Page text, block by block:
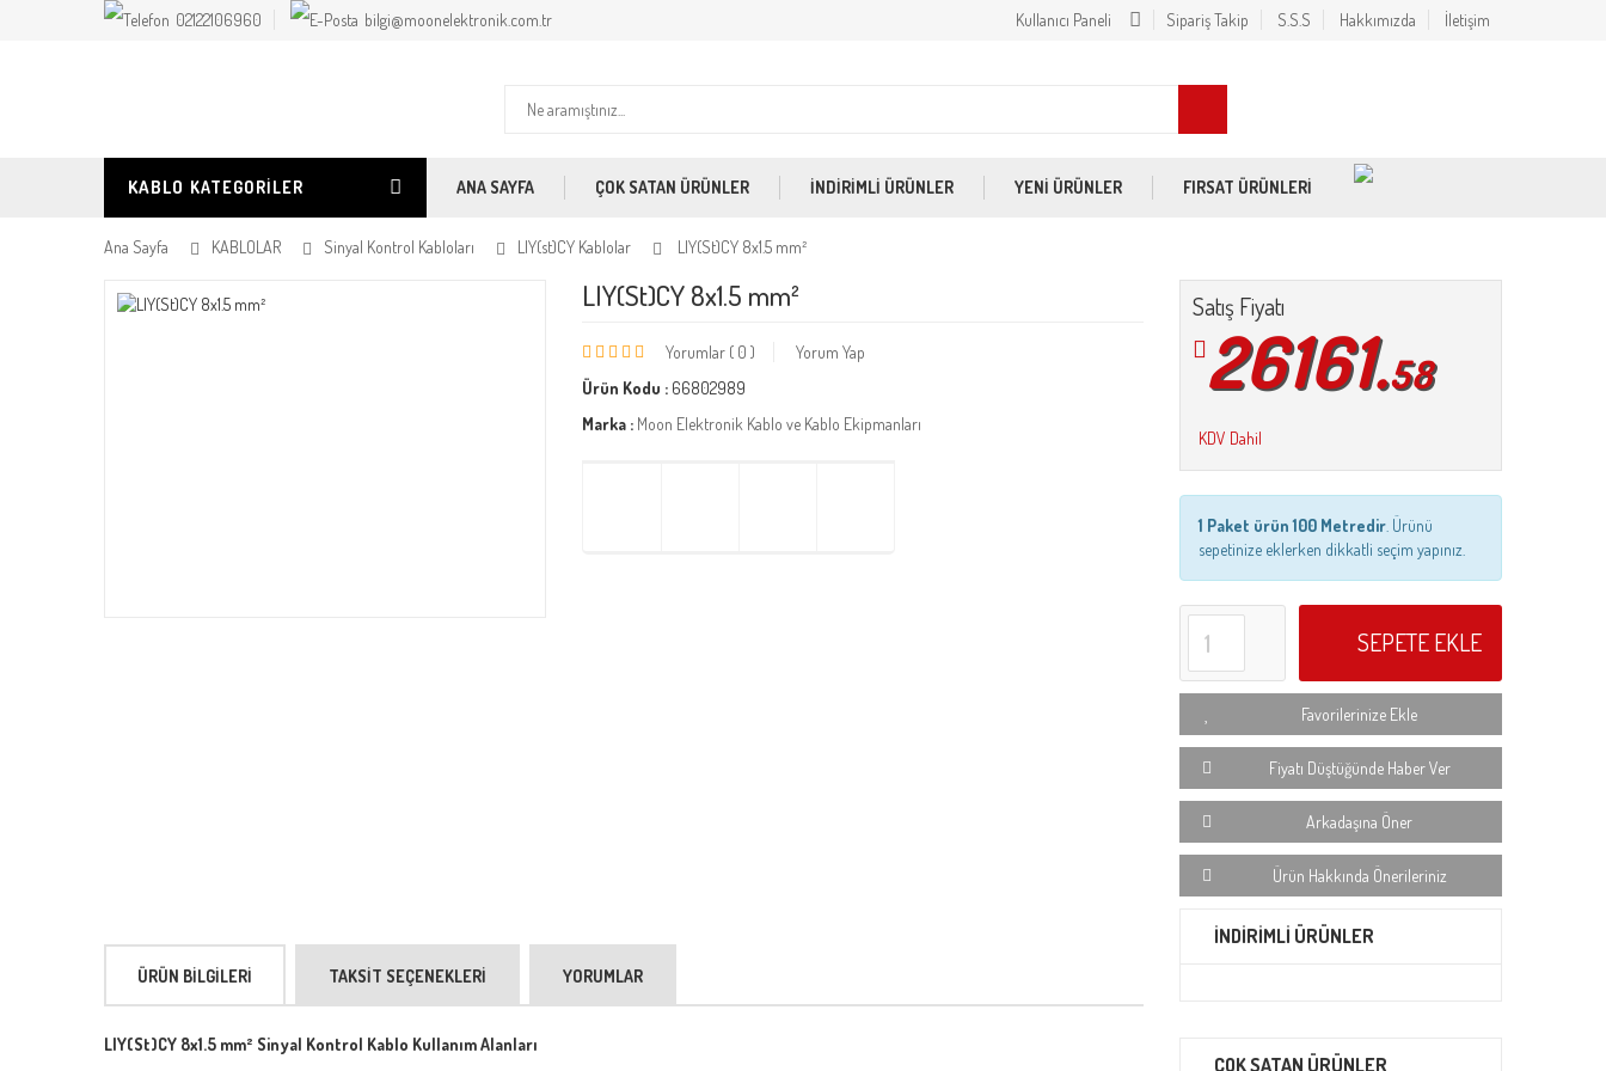
02122106960 bilgi@moonelektronik.com.tr Sipariş Takip S.S.S Hakkımızda İletişim
Kullanıcı Paneli
KABLO KATEGORILER ANA SAYFA ÇOK SATAN ÜRÜNLER İNDİRİMLİ ÜRÜNLER YENİ ÜRÜNLER FIRSAT ÜRÜNLERİ
Ana Sayfa KABLOLAR Sinyal Kontrol Kabloları LIY(st)CY Kablolar LIY(St)CY 8x1.5 mm²
LIY(St)CY 8x1.5 mm²
Yorumlar ( 0 )
Yorum Yap
Ürün Kodu : 66802989
Marka : Moon Elektronik Kablo ve Kablo Ekipmanları
Satış Fiyatı
26161.58
KDV Dahil
1 Paket ürün 100 Metredir . Ürünü
sepetinize eklerken dikkatli seçim yapınız.
SEPETE EKLE
Favorilerinize Ekle
Fiyatı Düştüğünde Haber Ver
Arkadaşına Öner
Ürün Hakkında Önerileriniz
ÜRÜN BILGILERI TAKSIT SEÇENEKLERI YORUMLAR
LIY(St)CY 8x1.5 mm² Sinyal Kontrol Kablo Kullanım Alanları
İNDİRİMLİ ÜRÜNLER
ÇOK SATAN ÜRÜNLER